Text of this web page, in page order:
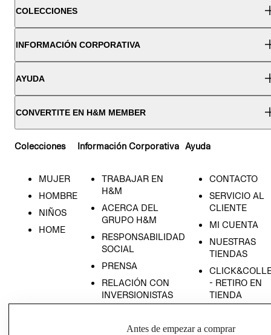
COLECCIONES
INFORMACIÓN CORPORATIVA
AYUDA
CONVERTITE EN H&M MEMBER
Colecciones
MUJER
HOMBRE
NIÑOS
HOME
Información Corporativa
TRABAJAR EN
H&M
ACERCA DEL
GRUPO H&M
RESPONSABILIDAD
SOCIAL
PRENSA
RELACIÓN CON
INVERSIONISTAS
EMPRESARIAL
Ayuda
CONTACTO
SERVICIO AL
CLIENTE
MI CUENTA
NUESTRAS
TIENDAS
- RETIRO EN
TIENDA
Antes de empezar a comprar